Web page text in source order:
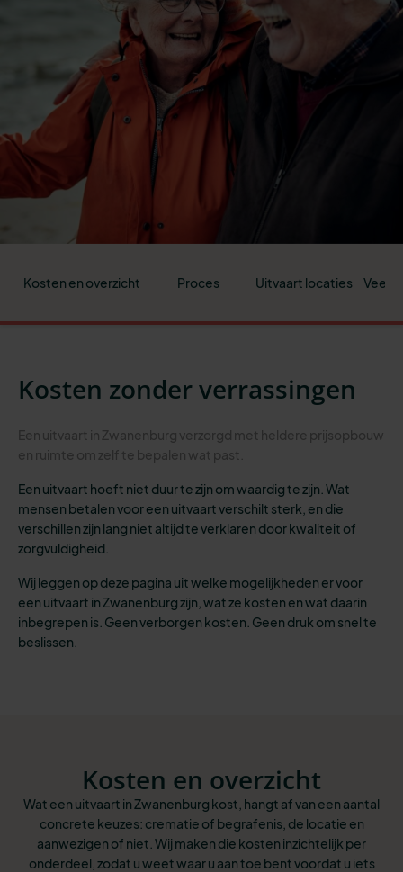
Kosten en overzicht Proces Uitvaart locaties
Kosten zonder verrassingen
Een uitvaart in Zwanenburg verzorgd met heldere prijsopbouw
en ruimte om zelf te bepalen wat past.
Een uitvaart hoeft niet duur te zijn om waardig te zijn. Wat
mensen betalen voor een uitvaart verschilt sterk, en die
verschillen zijn lang niet altijd te verklaren door kwaliteit of
zorgvuldigheid.
Wij leggen op deze pagina uit welke mogelijkheden er voor
een uitvaart in Zwanenburg zijn, wat ze kosten en wat daarin
inbegrepen is. Geen verborgen kosten. Geen druk om snel te
beslissen.
Kosten en overzicht
Wat een uitvaart in Zwanenburg kost, hangt af van een aantal
concrete keuzes: crematie of begrafenis, de locatie en
aanwezigen of niet. Wij maken die kosten inzichtelijk per
onderdeel, zodat u weet waar u aan toe bent voordat u iets